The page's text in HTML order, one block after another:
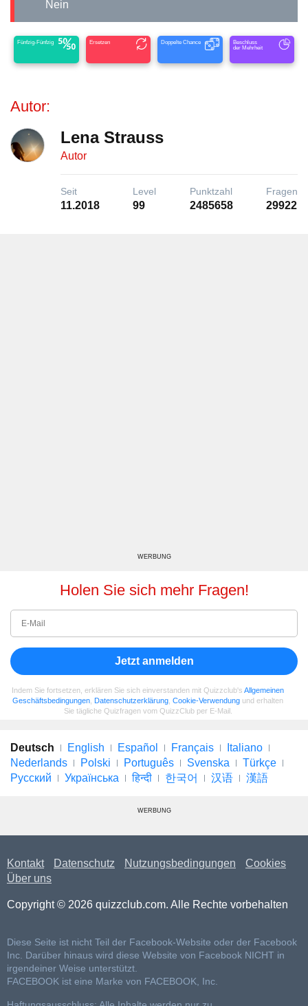
Nein
Fünfzig-Fünfzig Ersetzen Doppelte Chance
Beschluss
der Mehrheit
Autor:
Lena Strauss
Autor
Seit
11.2018
Level
99
Punktzahl
2485658
Fragen
29922
WERBUNG
Holen Sie sich mehr Fragen!
Jetzt anmelden
Indem Sie fortsetzen, erklären Sie sich einverstanden mit Quizzclub's Allgemeinen
Geschäftsbedingungen Datenschutzerklärung Cookie-Verwendung und erhalten
Sie tägliche Quizfragen vom QuizzClub per E-Mail.
Deutsch English Español Français
Italiano
Nederlands
Polski Português Svenska
Türkçe
Русский
Українська हिन्दी 한국어 汉语 漢語
WERBUNG
Kontakt Datenschutz Nutzungsbedingungen
Cookies
Über uns
Copyright © 2026 quizzclub.com. Alle Rechte vorbehalten
Diese Seite ist nicht Teil der Facebook-Website oder der Facebook
Inc. Darüber hinaus wird diese Website von Facebook NICHT in
irgendeiner Weise unterstützt.
FACEBOOK ist eine Marke von FACEBOOK, Inc.